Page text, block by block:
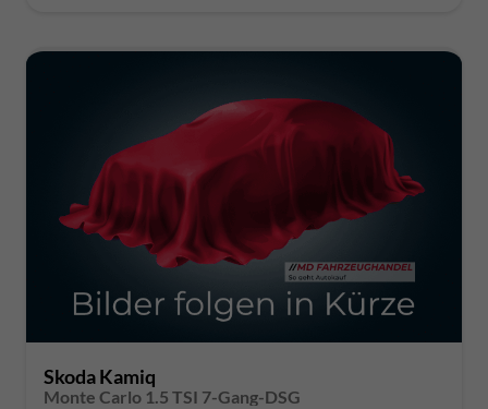
Skoda Kamiq
Monte Carlo 1.5 TSI 7-Gang-DSG